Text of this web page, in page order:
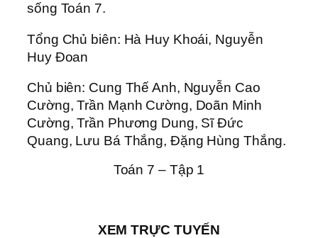
sống Toán 7.
Tổng Chủ biên: Hà Huy Khoái, Nguyễn
Huy Đoan
Chủ biên: Cung Thế Anh, Nguyễn Cao
Cường, Trần Mạnh Cường, Doãn Minh
Cường, Trần Phương Dung, Sĩ Đức
Quang, Lưu Bá Thắng, Đặng Hùng Thắng.
Toán 7 – Tập 1
XEM TRỰC TUYẾN